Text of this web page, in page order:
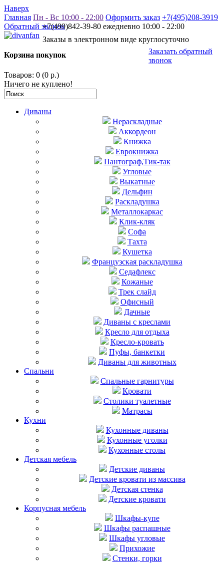
Наверх
Заказать обратный
звонок
+7(499)842-39-80 ежедневно 10:00 - 22:00
Заказы в электронном виде круглосуточно
Главная Пн - Вс 10:00 - 22:00 Оформить заказ +7(495)208-3919
Обратный звонок
Корзина покупок
Товаров: 0 (0 р.)
Ничего не куплено!
Диваны
Нераскладные
Аккордеон
Книжка
Еврокнижка
Пантограф,Тик-так
Угловые
Выкатные
Дельфин
Раскладушка
Металлокаркас
Клик-кляк
Софа
Тахта
Кушетка
Французская раскладушка
Седафлекс
Кожаные
Трек слайд
Офисный
Дачные
Диваны с креслами
Кресло для отдыха
Кресло-кровать
Пуфы, банкетки
Диваны для животных
Спальни
Cпальные гарнитуры
Кровати
Столики туалетные
Матрасы
Кухни
Кухонные диваны
Кухонные уголки
Кухонные столы
Детская мебель
Детские диваны
Детские кровати из массива
Детская стенка
Детские кровати
Корпусная мебель
Шкафы-купе
Шкафы распашные
Шкафы угловые
Прихожие
Стенки, горки